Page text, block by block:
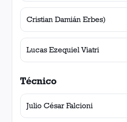
Cristian Damián Erbes)
Lucas Ezequiel Viatri
Técnico
Julio César Falcioni